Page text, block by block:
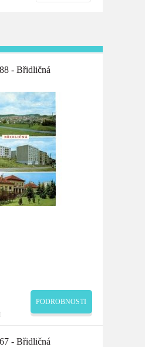
- Břidličná
PODROBNOSTI
- Břidličná